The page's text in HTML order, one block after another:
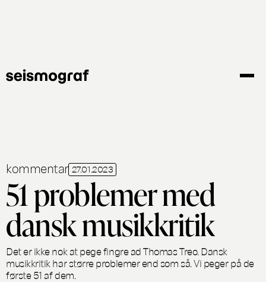
kommentar 27.01.2023
51 problemer med
dansk musikkritik
Det er ikke nok at pege fingre ad Thomas Treo. Dansk
musikkritik har større problemer end som så. Vi peger på de
første 51 af dem.